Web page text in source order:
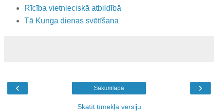
Rīcība vietnieciskā atbildībā
Tā Kunga dienas svētīšana
‹ ›
Sākumlapa
Skatīt tīmekļa versiju